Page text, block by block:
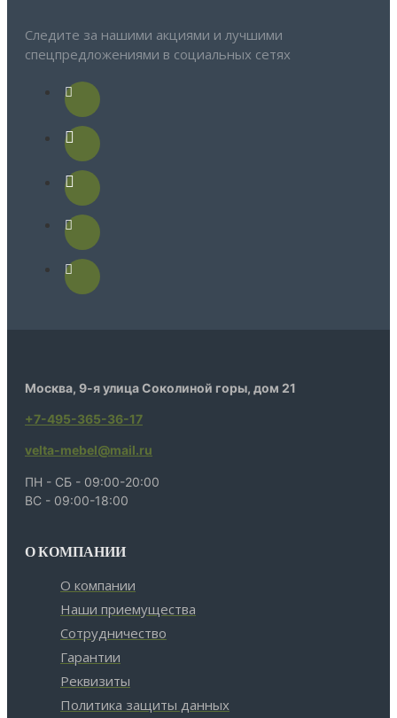
Следите за нашими акциями и лучшими
спецпредложениями в социальных сетях
Москва, 9-я улица Соколиной горы, дом 21
+7-495-365-36-17
velta-mebel@mail.ru
ПН - СБ - 09:00-20:00
ВС - 09:00-18:00
О КОМПАНИИ
О компании
Наши приемущества
Сотрудничество
Гарантии
Реквизиты
Политика защиты данных